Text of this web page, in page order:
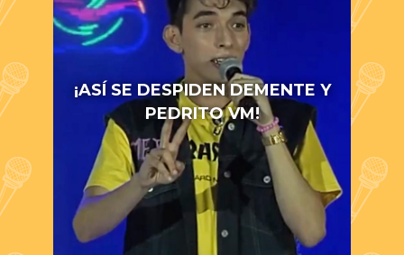
¡ASÍ SE DESPIDEN DEMENTE Y
PEDRITO VM!